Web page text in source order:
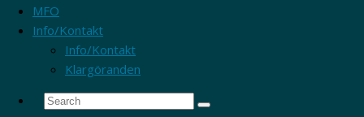
MFO
Info/Kontakt
Info/Kontakt
Klargöranden